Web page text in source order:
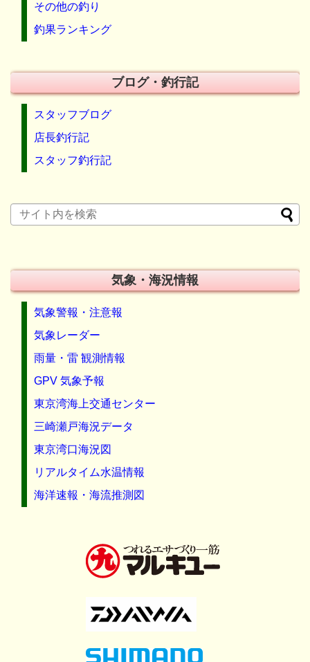
その他の釣り
釣果ランキング
ブログ・釣行記
スタッフブログ
店長釣行記
スタッフ釣行記
気象・海況情報
気象警報・注意報
気象レーダー
雨量・雷 観測情報
GPV 気象予報
東京湾海上交通センター
三崎瀬戸海況データ
東京湾口海況図
リアルタイム水温情報
海洋速報・海流推測図